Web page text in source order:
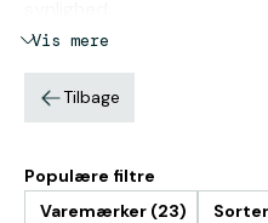
Vis mere
Tilbage
Populære filtre
Varemærker (23)